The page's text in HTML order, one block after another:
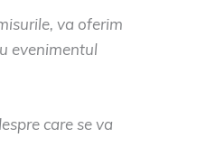
va oferim
evenimentul
care se va